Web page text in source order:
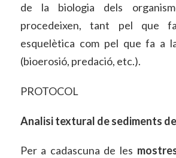
de la biologia dels
procedeixen, tant pel que
esquelètica com pel que fa a
(bioerosió, predació, etc.).
PROTOCOL
Analisi textural de sediments
Per a cadascuna de les